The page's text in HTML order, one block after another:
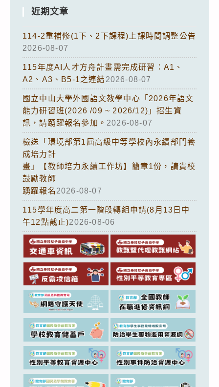
近期文章
114-2重補修(1下、2下課程)上課時間調整公告
2026-08-07
115年度AI人才方舟計畫需完成研習：A1、
A2、A3、B5-1之連結2026-08-07
國立中山大學外國語文教學中心「2026年語文
能力研習班(2026 /09 ~ 2026/12)」招生資
訊，請踴躍報名參加。 2026-08-07
檢送「環境部第1屆高級中等學校內永續部門養
成培力計
畫」【教師培力永續工作坊】簡章1份，請貴校
鼓勵教師
踴躍報名2026-08-07
115學年度高二第一階段轉組申請(8月13日中
午12點截止)2026-08-06